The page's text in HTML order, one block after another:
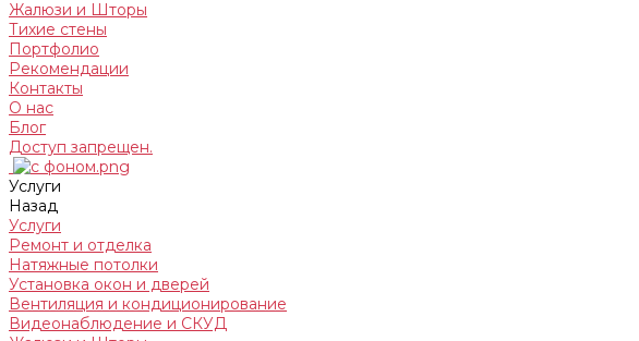
Жалюзи и Шторы
Тихие стены
Портфолио
Рекомендации
Контакты
О нас
Блог
Доступ запрещен.
Услуги
Назад
Услуги
Ремонт и отделка
Натяжные потолки
Установка окон и дверей
Вентиляция и кондиционирование
Видеонаблюдение и СКУД